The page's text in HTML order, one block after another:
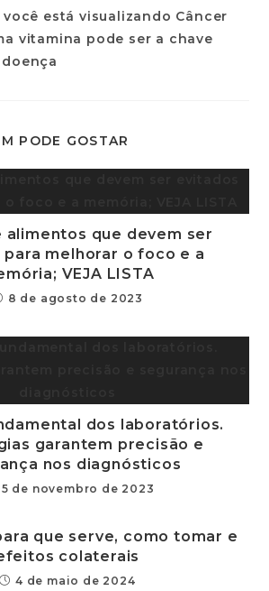
PODE GOSTAR
alimentos que devem ser
melhorar o foco e a
VEJA LISTA
8 de agosto de 2023
dos laboratórios.
garantem precisão e
nos diagnósticos
de novembro de 2023
que serve, como tomar e
colaterais
4 de maio de 2024